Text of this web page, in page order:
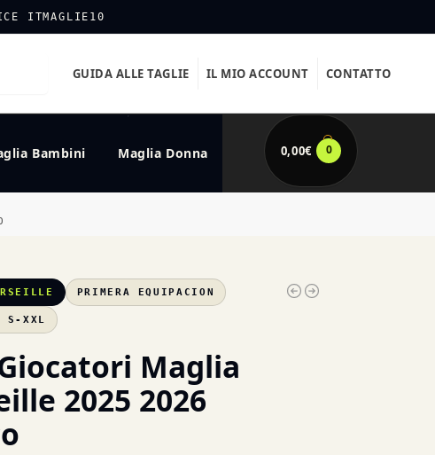
ITMAGLIE10
GUIDA ALLE TAGLIE IL MIO ACCOUNT CONTATTO
Bambini Maglia Donna 0,00€ 0
PRIMERA EQUIPACION
S-XXL
Maglia
2025 2026